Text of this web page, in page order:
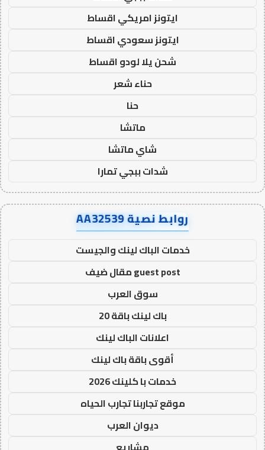
ايتونز امريكي اقساط
ايتونز سعودي اقساط
شحن يلا لودو اقساط
حناء شعر
حنا
ماتشا
شاي ماتشا
شدات ببجي تمارا
روابط نصية AA32539
خدمات الباك لينك والجيست
guest post مقال ضيف
سوق العرب
باك لينك باقة 20
اعلانات الباك لينك
أقوى باقة باك لينك
خدمات با كلينك 2026
موقع تجاربنا تجارب الحياه
ديوان العرب